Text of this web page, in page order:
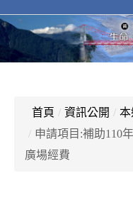
首頁 / 資訊公開 / 本
/ 申請項目:補助110
廣場經費